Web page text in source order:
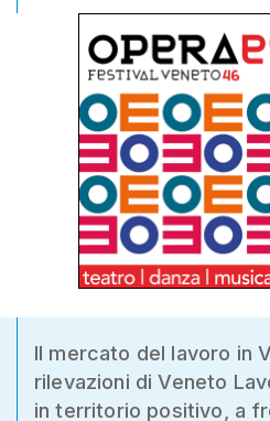
Il mercato del lavoro in
rilevazioni di Veneto
in territorio positivo, a